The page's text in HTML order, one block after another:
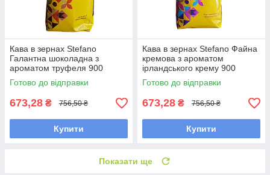
Кава в зернах Stefano
Галантна шоколадна з
ароматом труфеля 900
грамів
Готово до відправки
673,28 ₴ 756,50 ₴
Купити
Кава в зернах Stefano Файна
кремова з ароматом
ірландського крему 900
грамів
Готово до відправки
673,28 ₴ 756,50 ₴
Купити
Показати ще